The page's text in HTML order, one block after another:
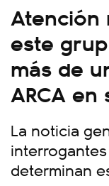
Atención
este
más de
ARCA
La noticia
determinan